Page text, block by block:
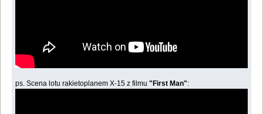
ps. Scena lotu rakietoplanem X-15 z filmu"First Man":